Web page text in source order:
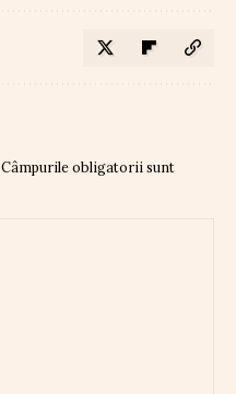
Câmpurile obligatorii sunt